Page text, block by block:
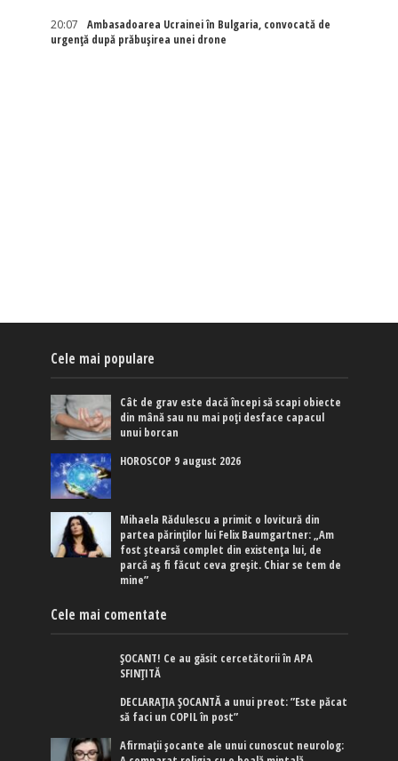
20:07
Ambasadoarea Ucrainei în Bulgaria, convocată de
urgență după prăbușirea unei drone
Cele mai populare
Cât de grav este dacă începi să scapi obiecte
din mână sau nu mai poți desface capacul
unui borcan
HOROSCOP 9 august 2026
Mihaela Rădulescu a primit o lovitură din
partea părinților lui Felix Baumgartner: „Am
fost ștearsă complet din existența lui, de
parcă aș fi făcut ceva greșit. Chiar se tem de
mine”
Cele mai comentate
ȘOCANT! Ce au găsit cercetătorii în APA
SFINȚITĂ
DECLARAȚIA ȘOCANTĂ a unui preot: ”Este păcat
să faci un COPIL în post”
Afirmaţii şocante ale unui cunoscut neurolog: